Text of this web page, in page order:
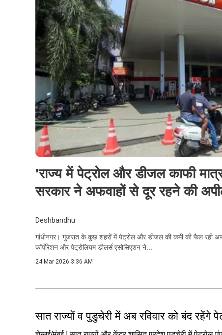
'राज्य में पेट्रोल और डीजल काफी
सरकार ने अफवाहों से दूर रहने की
Deshbandhu
गांधीनगर। गुजरात के कुछ शहरों में पेट्रोल और डीजल की कमी की फैल रही
कॉर्पोरेशन और पेट्रोलियम डीलर्स एसोसिएशन ने...
24 Mar 2026 3:36 AM
सात राज्यों व पुडुचेरी में अब रविवार को बंद रहेंगे